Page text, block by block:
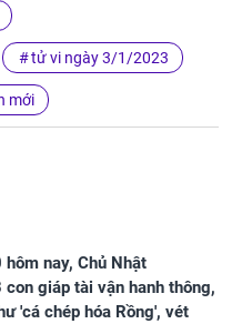
tử vi ngày 3/1/2023
mới
nay, Chủ Nhật
giáp tài vận hanh thông,
'cá chép hóa Rồng', vét